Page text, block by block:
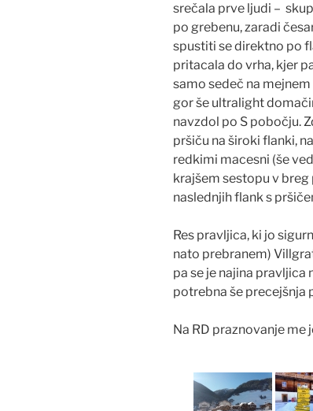
srečala prve ljudi –
po grebenu, zaradi
spustiti se direktno po
pritacala do vrha, kjer
samo sedeč na
gor še ultralight
navzdol po S pobočju.
pršiču na široki flanki,
redkimi macesni (še
krajšem sestopu v breg
naslednjih flank s
Res pravljica, ki jo
nato prebranem)
pa se je najina pravljica
potrebna še precejšnja
Na RD praznovanje